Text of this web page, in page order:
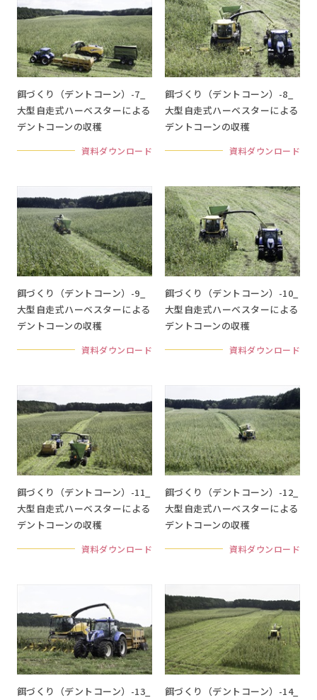
餌づくり（デントコーン）-7_
大型自走式ハーベスターによる
デントコーンの収穫
資料ダウンロード
餌づくり（デントコーン）-8_
大型自走式ハーベスターによる
デントコーンの収穫
資料ダウンロード
餌づくり（デントコーン）-9_
大型自走式ハーベスターによる
デントコーンの収穫
資料ダウンロード
餌づくり（デントコーン）-10_
大型自走式ハーベスターによる
デントコーンの収穫
資料ダウンロード
餌づくり（デントコーン）-11_
大型自走式ハーベスターによる
デントコーンの収穫
資料ダウンロード
餌づくり（デントコーン）-12_
大型自走式ハーベスターによる
デントコーンの収穫
資料ダウンロード
餌づくり（デントコーン）-13_ 餌づくり（デントコーン）-14_